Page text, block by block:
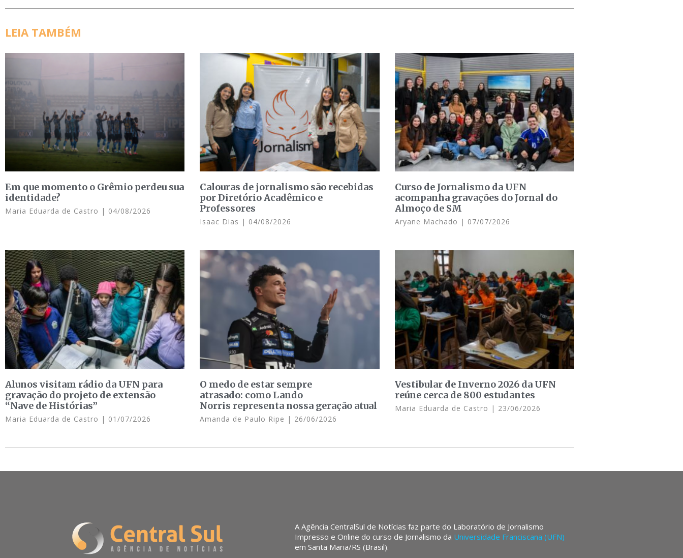
LEIA TAMBÉM
Em que momento o Grêmio perdeu sua
identidade?
Maria Eduarda de Castro 04/08/2026
Calouras de jornalismo são recebidas
por Diretório Acadêmico e
Professores
Isaac Dias 04/08/2026
Curso de Jornalismo da UFN
acompanha gravações do Jornal do
Almoço de SM
Aryane Machado 07/07/2026
Alunos visitam rádio da UFN para
gravação do projeto de extensão
“Nave de Histórias”
Maria Eduarda de Castro 01/07/2026
O medo de estar sempre
atrasado: como Lando
Norris representa nossa geração atual
Amanda de Paulo Ripe 26/06/2026
Vestibular de Inverno 2026 da UFN
reúne cerca de 800 estudantes
Maria Eduarda de Castro 23/06/2026
A Agência CentralSul de Notícias faz parte do Laboratório de Jornalismo
Impresso e Online do curso de Jornalismo da Universidade Franciscana (UFN)
em Santa Maria/RS (Brasil).